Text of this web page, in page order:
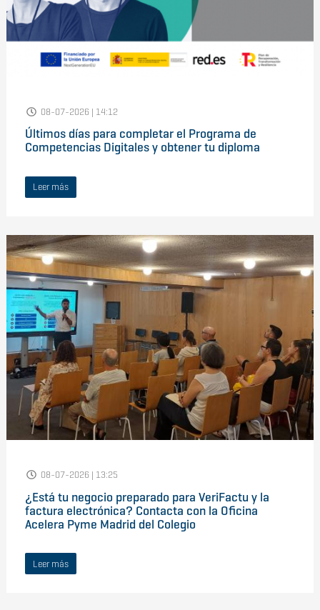
08-07-2026 | 14:12
Últimos días para completar el Programa de
Competencias Digitales y obtener tu diploma
Leer más
08-07-2026 | 13:25
¿Está tu negocio preparado para VeriFactu y la
factura electrónica? Contacta con la Oficina
Acelera Pyme Madrid del Colegio
Leer más